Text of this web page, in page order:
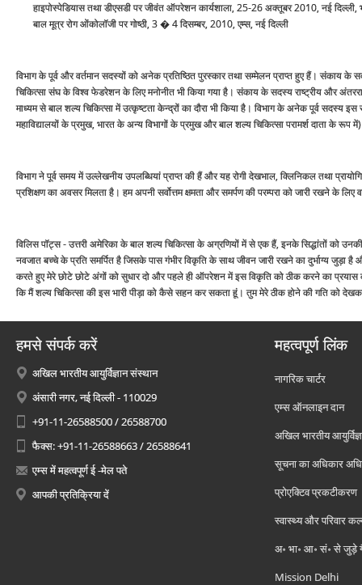
हाइपोस्‍पेडियास तथा डीएसडी पर जीवंत ऑपरेशन कार्यशाला, 25-26 अक्‍तूबर 2010, नई दिल्‍ली,
बाल मूत्र रोग ओंकोलॉजी पर गोष्‍ठी, 3 � 4 दिसम्‍बर, 2010, एम्‍स, नई दिल्‍ली
विभाग के पूर्व और वर्तमान सदस्‍यों को अनेक प्रतिष्ठित पुरस्‍कार तथा सम्‍मेलन प्राप्‍त हुए हैं। संकाय के
चिकित्‍सा संघ के विश्‍व फेडरेशन के लिए मनोनीत भी किया गया है। संकाय के सदस्‍य राष्‍ट्रीय और
माध्‍यम से बाल शल्‍य चिकित्‍सा में उत्‍कृष्‍टता केन्‍द्रों का दौरा भी किया है। विभाग के अनेक पूर्व सदस्‍य
महाविद्यालयों के प्रमुख, भारत के अन्‍य विभागों के प्रमुख और बाल शल्‍य चिकित्‍सा परामर्श दाता के रूप
विभाग ने पूर्व समय में उल्‍लेखनीय उपलब्धियां प्राप्‍त की हैं और यह रोगी देखभाल, क्लिनिकल तथा
प्रशिक्षण का अवसर मिलता है। हम अपनी सर्वोत्तम क्षमता और समर्पण की परम्‍परा को जारी रखने के
विलिस पॉट्स - उत्तरी अमेरिका के बाल शल्‍य चिकित्‍सा के अग्रणियों में से एक हैं, इनके सिद्धांतों को
नवजात बच्‍चे के प्रति समर्पित है जिसके पास गंभीर विकृति के साथ जीवन जारी रखने का दुर्भाग्‍य जुड़ा
करते हुए मेरे छोटे छोटे अंगों को सुधार दो और पहले ही ऑपरेशन में इस विकृति को ठीक करने का
कि मैं शल्‍य चिकित्‍सा की इस भारी पीड़ा को कैसे सहन कर सकता हूं। तुम मेरे ठीक होने की गति को
हमसे संपर्क करें
अखिल भारतीय आयुर्विज्ञान संस्थान
अंसारी नगर, नई दिल्ली - 110029
+91-11-26588500 / 26588700
फैक्स: +91-11-26588663 / 26588641
एम्स में महत्वपूर्ण ई -मेल पते
आपकी प्रतिक्रिया दें
महत्वपूर्ण लिंक
नागरिक चार्टर
एम्स ऑनलाइन दान
अखिल भारतीय
सूचना का अधिकार
प्रोएक्टिव प्रकटीकरण
स्वास्थ्य और परिवार
अ॰ भा॰ आ॰ सं॰ से जुड़े
Mission Delhi